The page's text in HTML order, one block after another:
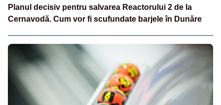
Planul decisiv pentru salvarea Reactorului 2 de la
Cernavodă. Cum vor fi scufundate barjele în Dunăre